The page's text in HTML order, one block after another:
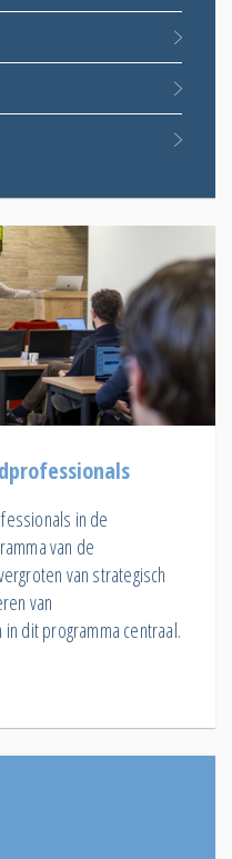
in de
van de
van strategisch
van
dit programma centraal.